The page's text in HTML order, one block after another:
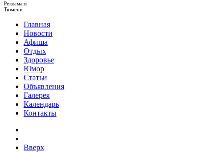
Реклама в
Тюмени.
Главная
Новости
Афиша
Отдых
Здоровье
Юмор
Статьи
Объявления
Галерея
Календарь
Контакты
Вверх